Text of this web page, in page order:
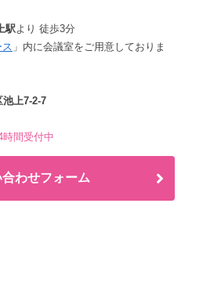
駅より 徒歩3分
ス 」内に会議室をご用意しておりま
上7-2-7
時間受付中
わせフォーム